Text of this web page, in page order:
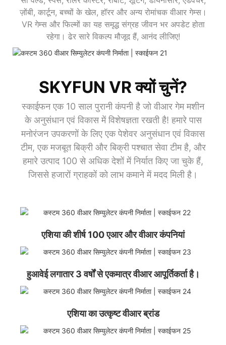
ज़ोंबी, कार्टून, बच्चों के खेल, हॉरर और अन्य रोमांचक वीआर गेम्स।
VR गेम्स और फिल्मों का यह समृद्ध संग्रह जीवन भर अपडेट होता
रहेगा। ढेर सारे विकल्प मौजूद हैं, आनंद लीजिए!
SKYFUN VR क्यों चुनें?
स्काईफन एक 10 साल पुरानी कंपनी है जो वीआर गेम मशीन
के अनुसंधान एवं विकास में विशेषज्ञता रखती है! हमारे पास
मनोरंजन उपकरणों के लिए एक पेशेवर अनुसंधान एवं विकास
टीम, एक मजबूत बिक्री और बिक्री पश्चात सेवा टीम है, और
हमारे उत्पाद 100 से अधिक देशों में निर्यात किए जा चुके हैं,
जिससे हजारों ग्राहकों को लाभ कमाने में मदद मिली है।
एशिया की शीर्ष 100 एआर और वीआर कंपनियां
हुआवेई लगातार 3 वर्षों से एकमात्र वीआर आपूर्तिकर्ता है।
एशिया का उत्कृष्ट वीआर ब्रांड